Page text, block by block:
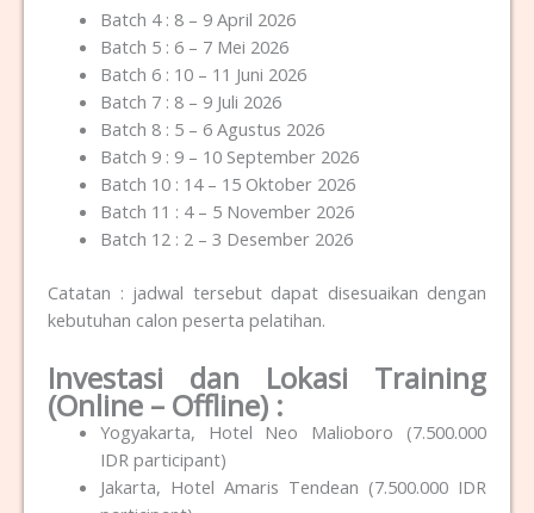
Batch 4 : 8 – 9 April 2026
Batch 5 : 6 – 7 Mei 2026
Batch 6 : 10 – 11 Juni 2026
Batch 7 : 8 – 9 Juli 2026
Batch 8 : 5 – 6 Agustus 2026
Batch 9 : 9 – 10 September 2026
Batch 10 : 14 – 15 Oktober 2026
Batch 11 : 4 – 5 November 2026
Batch 12 : 2 – 3 Desember 2026
Catatan : jadwal tersebut dapat disesuaikan dengan
kebutuhan calon peserta pelatihan.
Investasi dan Lokasi Training
(Online – Offline) :
Yogyakarta, Hotel Neo Malioboro (7.500.000
IDR participant)
Jakarta, Hotel Amaris Tendean (7.500.000 IDR